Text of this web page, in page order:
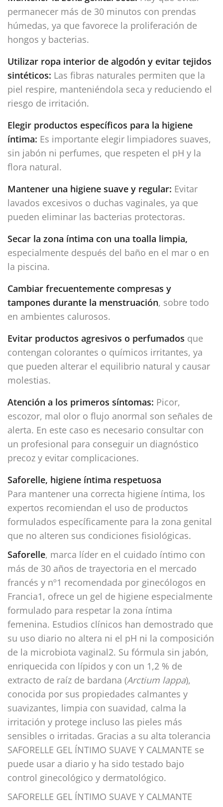
permanecer más de 30 minutos con prendas
húmedas, ya que favorece la proliferación de
hongos y bacterias.
Utilizar ropa interior de algodón y evitar tejidos
sintéticos: Las fibras naturales permiten que la
piel respire, manteniéndola seca y reduciendo el
riesgo de irritación.
Elegir productos específicos para la higiene
íntima: Es importante elegir limpiadores suaves,
sin jabón ni perfumes, que respeten el pH y la
flora natural.
Mantener una higiene suave y regular: Evitar
lavados excesivos o duchas vaginales, ya que
pueden eliminar las bacterias protectoras.
Secar la zona íntima con una toalla limpia,
especialmente después del baño en el mar o en
la piscina.
Cambiar frecuentemente compresas y
tampones durante la menstruación, sobre todo
en ambientes calurosos.
Evitar productos agresivos o perfumados que
contengan colorantes o químicos irritantes, ya
que pueden alterar el equilibrio natural y causar
molestias.
Atención a los primeros síntomas: Picor,
escozor, mal olor o flujo anormal son señales de
alerta. En este caso es necesario consultar con
un profesional para conseguir un diagnóstico
precoz y evitar complicaciones.
Saforelle, higiene íntima respetuosa
Para mantener una correcta higiene íntima, los
expertos recomiendan el uso de productos
formulados específicamente para la zona genital
que no alteren sus condiciones fisiológicas.
Saforelle, marca líder en el cuidado íntimo con
más de 30 años de trayectoria en el mercado
francés y nº1 recomendada por ginecólogos en
Francia1, ofrece un gel de higiene especialmente
formulado para respetar la zona íntima
femenina. Estudios clínicos han demostrado que
su uso diario no altera ni el pH ni la composición
de la microbiota vaginal2. Su fórmula sin jabón,
enriquecida con lípidos y con un 1,2 % de
extracto de raíz de bardana (Arctium lappa),
conocida por sus propiedades calmantes y
suavizantes, limpia con suavidad, calma la
irritación y protege incluso las pieles más
sensibles o irritadas. Gracias a su alta tolerancia
SAFORELLE GEL ÍNTIMO SUAVE Y CALMANTE se
puede usar a diario y ha sido testado bajo
control ginecológico y dermatológico.
SAFORELLE GEL ÍNTIMO SUAVE Y CALMANTE